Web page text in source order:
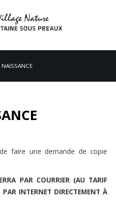
NAISSANCE
faire une demande de copie
PAR COURRIER (AU TARIF
INTERNET DIRECTEMENT À